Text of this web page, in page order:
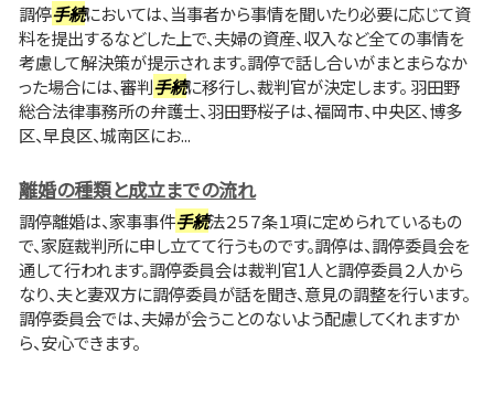
調停手続においては、当事者から事情を聞いたり必要に応じて資
料を提出するなどした上で、夫婦の資産、収入など全ての事情を
考慮して解決策が提示されます。調停で話し合いがまとまらなか
った場合には、審判手続に移行し、裁判官が決定します。 羽田野
総合法律事務所の弁護士、羽田野桜子は、福岡市、中央区、博多
区、早良区、城南区にお...
離婚の種類と成立までの流れ
調停離婚は、家事事件手続法２５７条１項に定められているもの
で、家庭裁判所に申し立てて行うものです。調停は、調停委員会を
通して行われます。調停委員会は裁判官1人と調停委員２人から
なり、夫と妻双方に調停委員が話を聞き、意見の調整を行います。
調停委員会では、夫婦が会うことのないよう配慮してくれますか
ら、安心できます。